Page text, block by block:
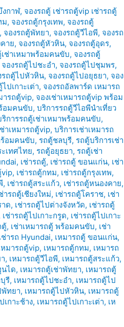
งกาฬ, จองรถตู้ เช่ารถตู้vip เช่ารถตู้
ม, จองรถตู้กรุงเทพ, จองรถตู้
, จองรถตู้พัทยา, จองรถตู้วีไอพี, จองรถ
าย, จองรถตู้หัวหิน, จองรถตู้อุดร,
เช่าเหมาพร้อมคนขับ, จองรถตู้
จองรถตู้ไปชะอำ, จองรถตู้ไปชุมพร,
รถตู้ไปหัวหิน, จองรถตู้ไปอยุธยา, จอง
ปเกาะเต่า, จองรถอัลพาร์ด เหมารถ
ารถตู้vip, จองเช่าเหมารถตู้vip พร้อม
อมคนขับ,บริการรถตู้วีไอพีนำเที่ยว
การรถตู้เช่าเหมาพร้อมคนขับ,
าเหมารถตู้vip,บริการเช่าเหมารถ
อมคนขับ, รถตู้ชลบุรี, รถตู้บริการเช่า
เทศไทย, รถตู้อยุธยา, รถตู้เช่า
, เช่ารถตู้, เช่ารถตู้ ขอนแก่น, เช่า
vip, เช่ารถตู้กทม, เช่ารถตู้กรุงเทพ,
, เช่ารถตู้สระแก้ว, เช่ารถตู้หนองคาย,
ารถตู้เชียงใหม่, เช่ารถตู้โคราช, เช่า
ด, เช่ารถตู้ไปต่างจังหวัด, เช่ารถตู้
เช่ารถตู้ไปเกาะกรูด, เช่ารถตู้ไปเกาะ
ตู้, เช่าเหมารถตู้ พร้อมคนขับ, เช่า
ารถ Hyundai, เหมารถตู้ ขอนแก่น,
หมารถตู้vip, เหมารถตู้กทม, เหมารถ
, เหมารถตู้วีไอพี, เหมารถตู้สระแก้ว,
นได, เหมารถตู้เช่าพัทยา, เหมารถตู้
รี, เหมารถตู้ไปชะอำ, เหมารถตู้ไป
พัทยา, เหมารถตู้ไปหัวหิน, เหมารถตู้
เกาะช้าง, เหมารถตู้ไปเกาะเต่า, เห